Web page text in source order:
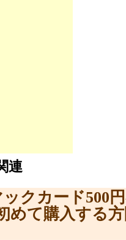
連
クカード500
めて購入する方